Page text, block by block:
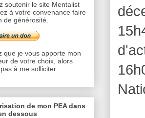
soutenir le site Mentalist
à votre convenance faire
de générosité.
que je vous apporte mon
de votre choix, alors
pas à me solliciter.
de mon PEA dans
dessous